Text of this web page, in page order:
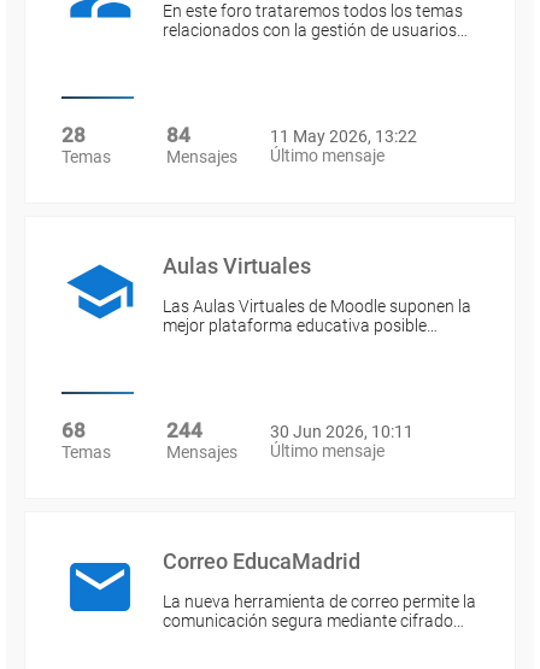
En este foro trataremos todos los temas
relacionados con la gestión de usuarios…
28
Temas
84
Mensajes
11 May 2026, 13:22
Último mensaje
Aulas Virtuales
Las Aulas Virtuales de Moodle suponen la
mejor plataforma educativa posible…
68
Temas
244
Mensajes
30 Jun 2026, 10:11
Último mensaje
Correo EducaMadrid
La nueva herramienta de correo permite la
comunicación segura mediante cifrado…